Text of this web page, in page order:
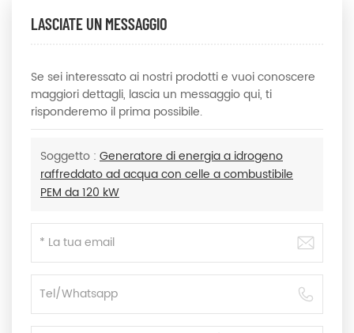
LASCIATE UN MESSAGGIO
Se sei interessato ai nostri prodotti e vuoi conoscere
maggiori dettagli, lascia un messaggio qui, ti
risponderemo il prima possibile.
Soggetto : Generatore di energia a idrogeno
raffreddato ad acqua con celle a combustibile
PEM da 120 kW